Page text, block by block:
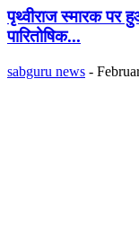
पृथ्वीराज स्मारक पर
पारितोषिक...
sabguru news -